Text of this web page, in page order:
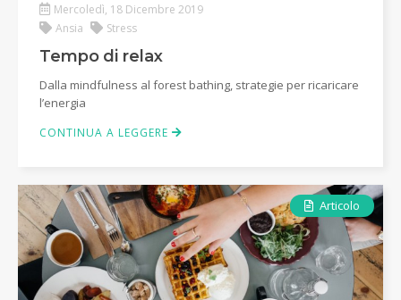
Mercoledì, 18 Dicembre 2019
Ansia
Stress
Tempo di relax
Dalla mindfulness al forest bathing, strategie per ricaricare
l’energia
CONTINUA A LEGGERE
Articolo